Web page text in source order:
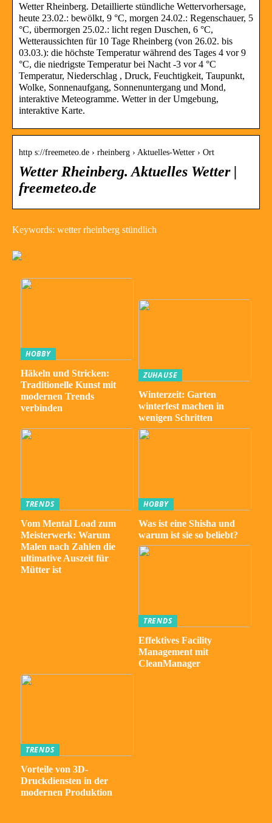
Wetter Rheinberg. Detaillierte stündliche Wettervorhersage,
heute 23.02.: bewölkt, 9 °C, morgen 24.02.: Regenschauer, 5
°C, übermorgen 25.02.: licht regen Duschen, 6 °C,
Wetteraussichten für 10 Tage Rheinberg (von 26.02. bis
03.03.): die höchste Temperatur während des Tages 4 vor 9
°C, die niedrigste Temperatur bei Nacht -3 vor 4 °C
Temperatur, Niederschlag , Druck, Feuchtigkeit, Taupunkt,
Wolke, Sonnenaufgang, Sonnenuntergang und Mond,
interaktive Meteogramme. Wetter in der Umgebung,
interaktive Karte.
http s://freemeteo.de › rheinberg › Aktuelles-Wetter › Ort
Wetter Rheinberg. Aktuelles Wetter |
freemeteo.de
Keywords: wetter rheinberg stündlich
HOBBY
Häkeln und Stricken:
Traditionelle Kunst mit
modernen Trends
verbinden
ZUHAUSE
Winterzeit: Garten
winterfest machen in
wenigen Schritten
TRENDS
Vom Mental Load zum
Meisterwerk: Warum
Malen nach Zahlen die
ultimative Auszeit für
Mütter ist
HOBBY
Was ist eine Shisha und
warum ist sie so beliebt?
TRENDS
Effektives Facility
Management mit
CleanManager
TRENDS
Vorteile von 3D-
Druckdiensten in der
modernen Produktion